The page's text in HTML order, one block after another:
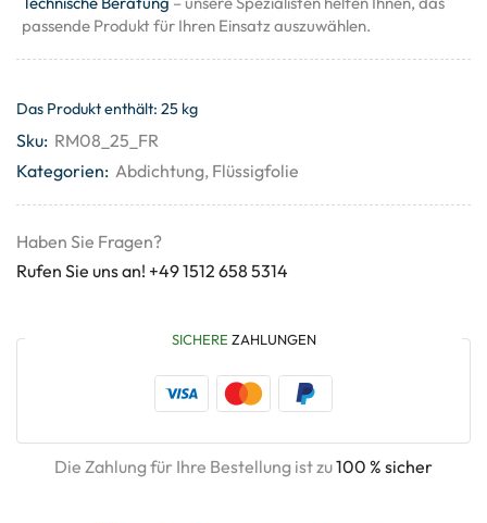
passende Produkt für Ihren Einsatz auszuwählen.
Das Produkt enthält: 25 kg
Sku: RM08_25_FR
Kategorien: Abdichtung, Flüssigfolie
Haben Sie Fragen?
Rufen Sie uns an! +49 1512 658 5314
SICHERE ZAHLUNGEN
Die Zahlung für Ihre Bestellung ist zu100 % sicher